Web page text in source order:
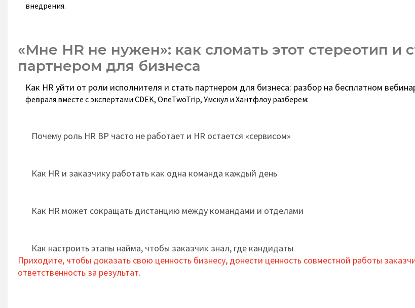
внедрения.
«Мне HR не нужен»: как сломать этот стереотип и
партнером для бизнеса
Как HR уйти от роли исполнителя и стать партнером для бизнеса: разбор на бесплатном
февраля вместе с экспертами CDEK, OneTwoTrip, Умскул и Хантфлоу разберем:
Почему роль HR BP часто не работает и HR остается «сервисом»
Как HR и заказчику работать как одна команда каждый день
Как HR может сокращать дистанцию между командами и отделами
Как настроить этапы найма, чтобы заказчик знал, где кандидаты
Приходите, чтобы доказать свою ценность бизнесу, донести ценность совместной работы
ответственность за результат.